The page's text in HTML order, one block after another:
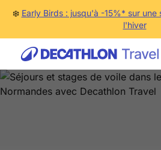
❄️ Early Birds : jusqu'à -15%* sur
l'hiver